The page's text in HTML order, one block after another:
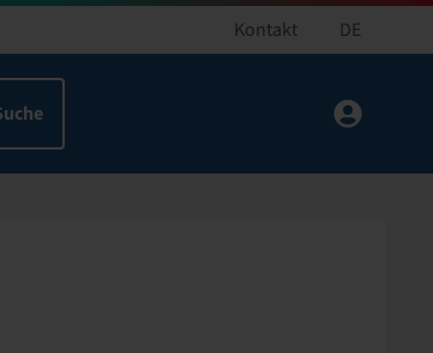
Kontakt DE